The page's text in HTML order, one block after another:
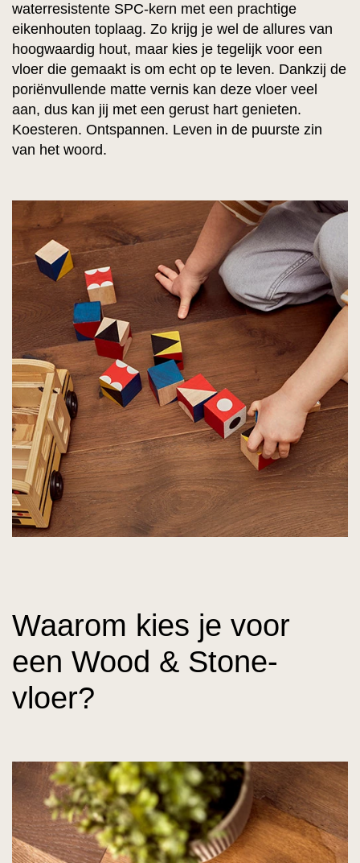
waterresistente SPC-kern met een prachtige
eikenhouten toplaag. Zo krijg je wel de allures van
hoogwaardig hout, maar kies je tegelijk voor een
vloer die gemaakt is om echt op te leven. Dankzij de
poriënvullende matte vernis kan deze vloer veel
aan, dus kan jij met een gerust hart genieten.
Koesteren. Ontspannen. Leven in de puurste zin
van het woord.
Waarom kies je voor
een Wood & Stone-
vloer?